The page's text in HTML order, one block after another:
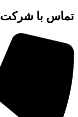
تماس با شرکت